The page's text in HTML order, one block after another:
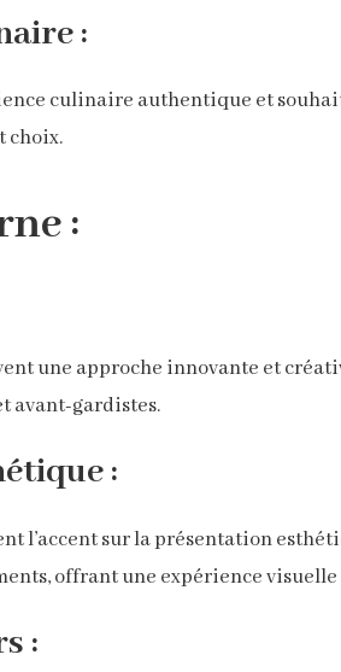
:
culinaire authentique et
choix.
:
une approche innovante et
avant-gardistes.
:
l’accent sur la présentation
offrant une expérience
: